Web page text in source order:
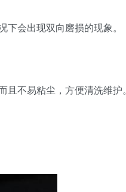
会出现双向磨损的现象。
不易粘尘，方便清洗维护。